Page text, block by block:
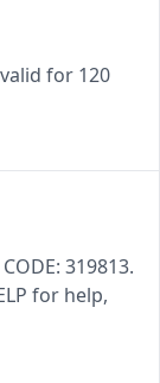
for 120
319813.
for help,